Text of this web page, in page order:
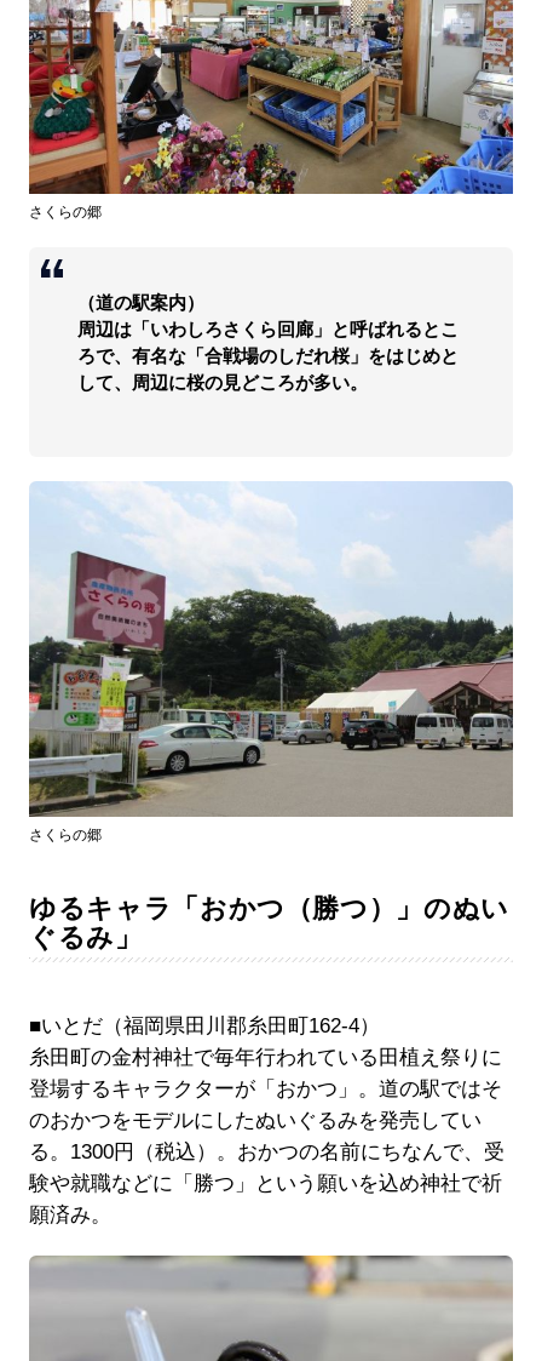
さくらの郷
（道の駅案内）
周辺は「いわしろさくら回廊」と呼ばれるとこ
ろで、有名な「合戦場のしだれ桜」をはじめと
して、周辺に桜の見どころが多い。
さくらの郷
ゆるキャラ「おかつ（勝つ）」のぬい
ぐるみ」
■いとだ（福岡県田川郡糸田町162-4）
糸田町の金村神社で毎年行われている田植え祭りに
登場するキャラクターが「おかつ」。道の駅ではそ
のおかつをモデルにしたぬいぐるみを発売してい
る。1300円（税込）。おかつの名前にちなんで、受
験や就職などに「勝つ」という願いを込め神社で祈
願済み。